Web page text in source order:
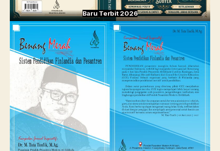
Baru Terbit 2026